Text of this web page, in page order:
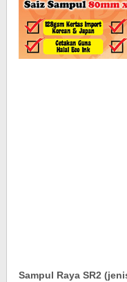
Sampul Raya SR2